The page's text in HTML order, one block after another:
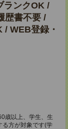
ランクOK /
歴書不要 /
/ WEB登録・
歳以上、学生、生
る方が対象です(学